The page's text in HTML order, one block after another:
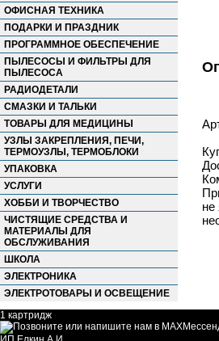
ОФИСНАЯ ТЕХНИКА
ПОДАРКИ И ПРАЗДНИК
ПРОГРАММНОЕ ОБЕСПЕЧЕНИЕ
ПЫЛЕСОСЫ И ФИЛЬТРЫ ДЛЯ
ПЫЛЕСОСА
РАДИОДЕТАЛИ
СМАЗКИ И ТАЛЬКИ
ТОВАРЫ ДЛЯ МЕДИЦИНЫ
УЗЛЫ ЗАКРЕПЛЕНИЯ, ПЕЧИ,
ТЕРМОУЗЛЫ, ТЕРМОБЛОКИ
УПАКОВКА
УСЛУГИ
ХОББИ И ТВОРЧЕСТВО
ЧИСТЯЩИЕ СРЕДСТВА И
МАТЕРИАЛЫ ДЛЯ
ОБСЛУЖИВАНИЯ
ШКОЛА
ЭЛЕКТРОНИКА
ЭЛЕКТРОТОВАРЫ И ОСВЕЩЕНИЕ
не
1 картридж